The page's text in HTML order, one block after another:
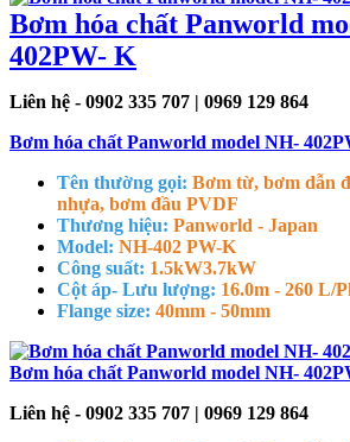
Bơm hóa chất Panworld
402PW- K
Liên hệ - 0902 335 707 | 0969 129 864
Bơm hóa chất Panworld model NH-
Tên thường gọi: Bơm từ, bơm dẫn
nhựa, bơm đầu PVDF
Thương hiệu: Panworld - Japan
Model: NH-402 PW-K
Công suất: 1.5kW3.7kW
Cột áp- Lưu lượng: 16.0m - 260 L/
Flange size: 40mm - 50mm
Bơm hóa chất Panworld model NH-
Liên hệ - 0902 335 707 | 0969 129 864